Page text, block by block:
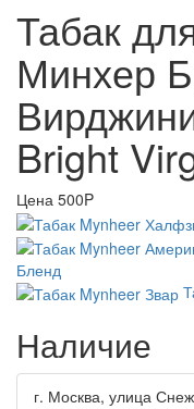
Табак
Минхер
Bright
Цена 500P
Бленд
Наличие
г. Москва, улица